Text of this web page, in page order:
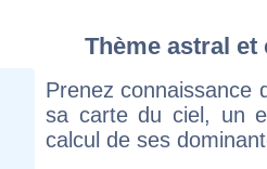
Thème astral
Prenez connaissance
sa carte du ciel, un
calcul de ses